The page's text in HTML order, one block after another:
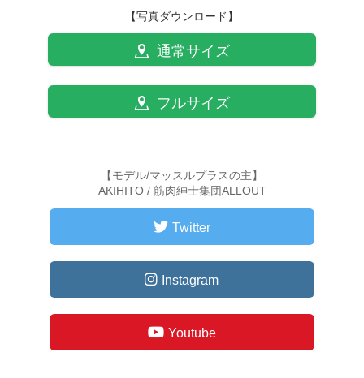
【写真ダウンロード】
通常サイズ
フルサイズ
【モデル/マッスルプラスの主】
AKIHITO / 筋肉紳士集団ALLOUT
Twitter
Instagram
Youtube